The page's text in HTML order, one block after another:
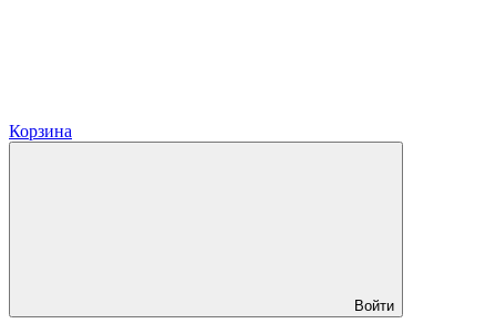
Корзина
Войти